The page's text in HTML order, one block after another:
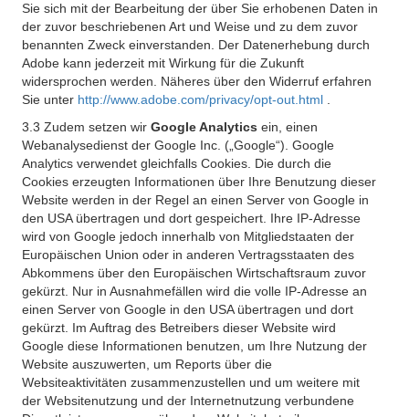
Sie sich mit der Bearbeitung der über Sie erhobenen Daten in
der zuvor beschriebenen Art und Weise und zu dem zuvor
benannten Zweck einverstanden. Der Datenerhebung durch
Adobe kann jederzeit mit Wirkung für die Zukunft
widersprochen werden. Näheres über den Widerruf erfahren
Sie unter http://www.adobe.com/privacy/opt-out.html
3.3 Zudem setzen wir Google Analytics ein, einen
Webanalysedienst der Google Inc. („Google“). Google
Analytics verwendet gleichfalls Cookies. Die durch die
Cookies erzeugten Informationen über Ihre Benutzung dieser
Website werden in der Regel an einen Server von Google in
den USA übertragen und dort gespeichert. Ihre IP-Adresse
wird von Google jedoch innerhalb von Mitgliedstaaten der
Europäischen Union oder in anderen Vertragsstaaten des
Abkommens über den Europäischen Wirtschaftsraum zuvor
gekürzt. Nur in Ausnahmefällen wird die volle IP-Adresse an
einen Server von Google in den USA übertragen und dort
gekürzt. Im Auftrag des Betreibers dieser Website wird
Google diese Informationen benutzen, um Ihre Nutzung der
Website auszuwerten, um Reports über die
Websiteaktivitäten zusammenzustellen und um weitere mit
der Websitenutzung und der Internetnutzung verbundene